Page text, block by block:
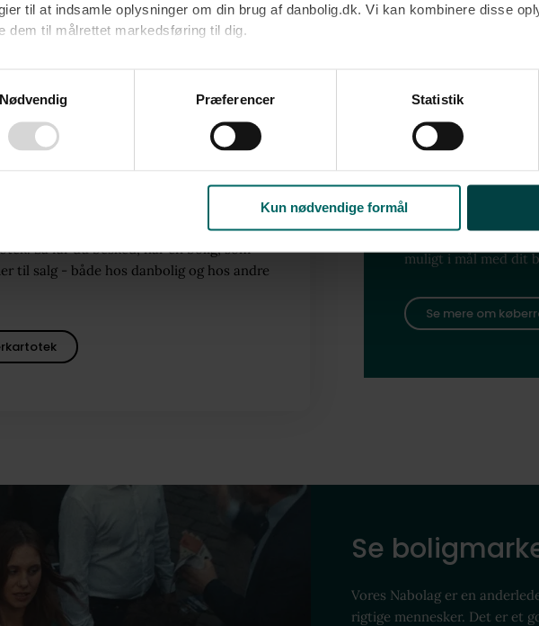
til at indsamle oplysninger om din brug af danbolig.dk. Vi kan kombinere disse
dem til målrettet markedsføring til dig.​
klikke på ”OK” giver du samtykke til alle formål. Du kan til enhver tid læse mere om
dit samtykke ved at følge linket til vores
. Oplysninger om
Nødvendig Præferencer Statistik
Kun nødvendige formål
drømmeboligen?
Så får du besked, når en bolig, som
til salg - både hos danbolig og hos andre
Har du
din
Vi tilbyder også
pristjek,
muligt i mål med dit
Se mere om
Se
Vores Nabolag er en
rigtige mennesker. Det er et